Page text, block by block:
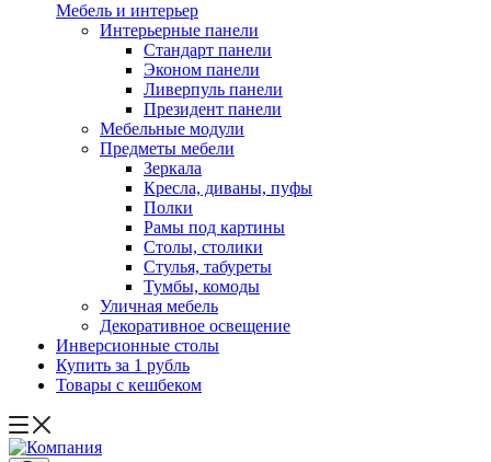
Мебель и интерьер
Интерьерные панели
Стандарт панели
Эконом панели
Ливерпуль панели
Президент панели
Мебельные модули
Предметы мебели
Зеркала
Кресла, диваны, пуфы
Полки
Рамы под картины
Столы, столики
Стулья, табуреты
Тумбы, комоды
Уличная мебель
Декоративное освещение
Инверсионные столы
Купить за 1 рубль
Товары с кешбеком